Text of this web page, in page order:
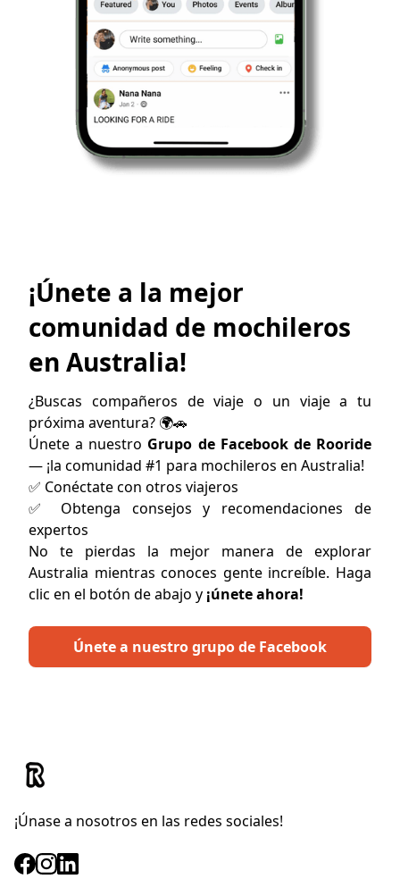
¡Únete a la mejor
comunidad de mochileros
en Australia!
¿Buscas compañeros de viaje o un viaje a tu
próxima aventura? 🌍🚗
Únete a nuestro Grupo de Facebook de Rooride
— ¡la comunidad #1 para mochileros en Australia!
✅ Conéctate con otros viajeros
✅ Obtenga consejos y recomendaciones de
expertos
No te pierdas la mejor manera de explorar
Australia mientras conoces gente increíble. Haga
clic en el botón de abajo y ¡únete ahora!
Únete a nuestro grupo de Facebook
¡Únase a nosotros en las redes sociales!